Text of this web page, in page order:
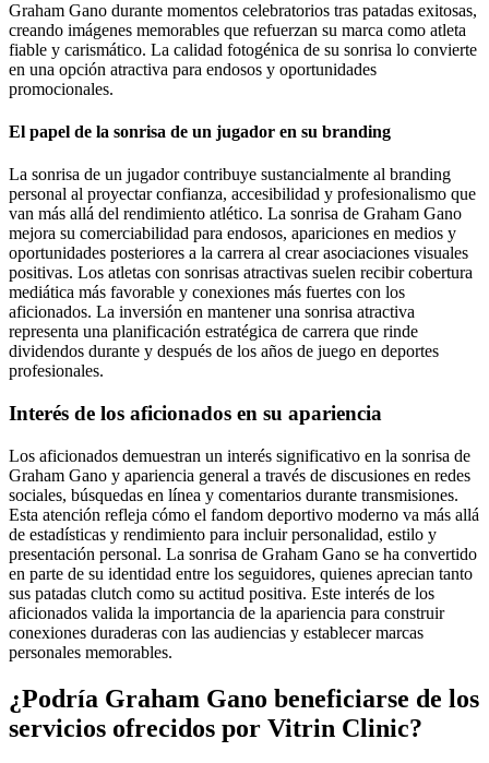
Graham Gano durante momentos celebratorios tras patadas exitosas,
creando imágenes memorables que refuerzan su marca como atleta
fiable y carismático. La calidad fotogénica de su sonrisa lo convierte
en una opción atractiva para endosos y oportunidades
promocionales.
El papel de la sonrisa de un jugador en su branding
La sonrisa de un jugador contribuye sustancialmente al branding
personal al proyectar confianza, accesibilidad y profesionalismo que
van más allá del rendimiento atlético. La sonrisa de Graham Gano
mejora su comerciabilidad para endosos, apariciones en medios y
oportunidades posteriores a la carrera al crear asociaciones visuales
positivas. Los atletas con sonrisas atractivas suelen recibir cobertura
mediática más favorable y conexiones más fuertes con los
aficionados. La inversión en mantener una sonrisa atractiva
representa una planificación estratégica de carrera que rinde
dividendos durante y después de los años de juego en deportes
profesionales.
Interés de los aficionados en su apariencia
Los aficionados demuestran un interés significativo en la sonrisa de
Graham Gano y apariencia general a través de discusiones en redes
sociales, búsquedas en línea y comentarios durante transmisiones.
Esta atención refleja cómo el fandom deportivo moderno va más allá
de estadísticas y rendimiento para incluir personalidad, estilo y
presentación personal. La sonrisa de Graham Gano se ha convertido
en parte de su identidad entre los seguidores, quienes aprecian tanto
sus patadas clutch como su actitud positiva. Este interés de los
aficionados valida la importancia de la apariencia para construir
conexiones duraderas con las audiencias y establecer marcas
personales memorables.
¿Podría Graham Gano beneficiarse de los
servicios ofrecidos por Vitrin Clinic?